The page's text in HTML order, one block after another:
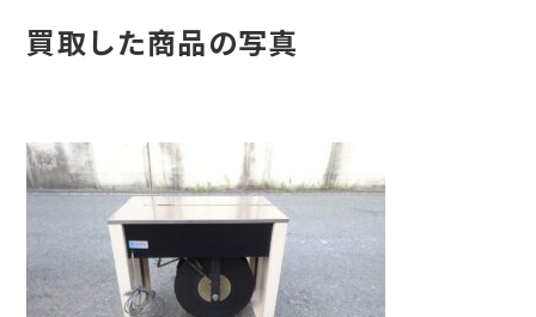
買取した商品の写真